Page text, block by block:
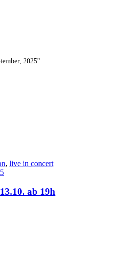
2025"
, live in concert
ab 19h